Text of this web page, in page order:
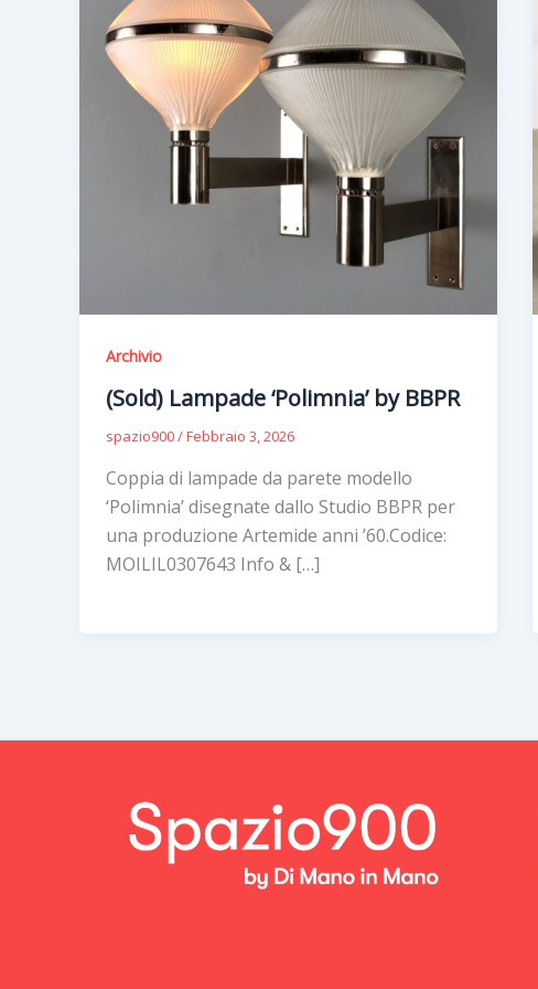
Archivio
(Sold) Lampade ‘Polimnia’ by BBPR
spazio900/Febbraio 3, 2026
Coppia di lampade da parete modello
‘Polimnia’ disegnate dallo Studio BBPR per
una produzione Artemide anni ’60.Codice:
MOILIL0307643 Info & […]